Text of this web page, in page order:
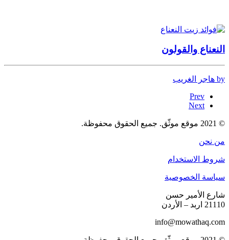
النعناع والقولون
by هاجر الغريب
Prev
Next
© 2021 موقع موثّق. جميع الحقوق محفوظة.
من نحن
شروط الاستخدام
سياسة الخصوصية
شارع الأمير حسن
21110 اربد – الأردن
info@mowathaq.com